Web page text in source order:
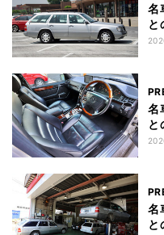
名
と
り
名
と
ズ
名
と